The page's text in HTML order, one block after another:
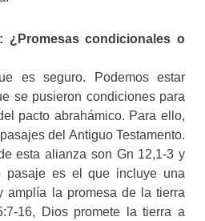
¿Promesas condicionales o
es seguro. Podemos estar
se pusieron condiciones para
pacto abrahámico. Para ello,
del Antiguo Testamento.
esta alianza son Gn 12,1-3 y
pasaje es el que incluye una
amplía la promesa de la tierra
16, Dios promete la tierra a